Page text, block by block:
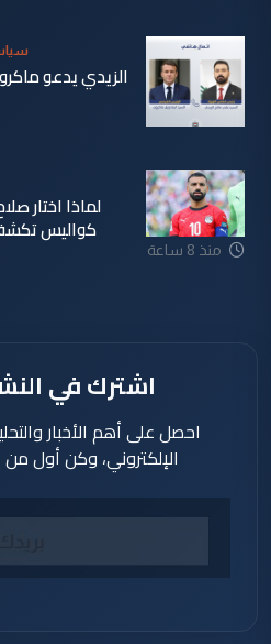
الزيدي يدعو
منذ 8 ساعة
لماذا اختار
كواليس
اشترك في
احصل على أهم الأخبار
الإلكتروني، وكن أول